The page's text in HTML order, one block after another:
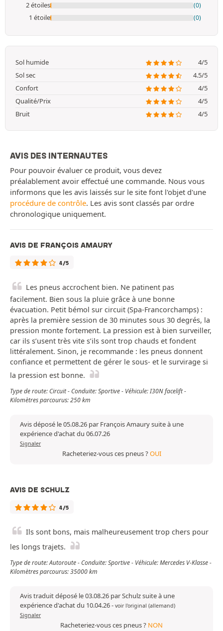
2 étoiles (0)
1 étoile (0)
Sol humide
4/5
Sol sec
4.5/5
Confort
4/5
Qualité/Prix
4/5
Bruit
4/5
AVIS DES INTERNAUTES
Pour pouvoir évaluer ce produit, vous devez
préalablement avoir effectué une commande. Nous vous
informons que les avis laissés sur le site font l'objet d'une
procédure de contrôle. Les avis sont classés par ordre
chronologique uniquement.
AVIS DE FRANÇOIS AMAURY
4/5
Les pneus accrochent bien. Ne patinent pas
facilement. Bien sous la pluie grâce à une bonne
évacuation. Petit bémol sur circuit (Spa-Francorchamps) :
après la première session de 30 minutes sous 30 degrés, la
pression monte fortement. La pression est à bien surveiller,
car ils s’usent très vite s’ils sont trop chauds et fondent
littéralement. Sinon, je recommande : les pneus donnent
confiance et permettent de gérer le sous- et le survirage si
la pression est bonne.
Type de route: Circuit - Conduite: Sportive - Véhicule: I30N facelift -
Kilomètres parcourus: 250 km
Avis déposé le 05.08.26 par François Amaury suite à une
expérience d'achat du 06.07.26
Signaler
Racheteriez-vous ces pneus ?OUI
AVIS DE SCHULZ
4/5
Ils sont bons, mais malheureusement trop chers pour
les longs trajets.
Type de route: Autoroute - Conduite: Sportive - Véhicule: Mercedes V-Klasse -
Kilomètres parcourus: 35000 km
Avis traduit déposé le 03.08.26 par Schulz suite à une
expérience d'achat du 10.04.26- voir l'original (allemand)
Signaler
Racheteriez-vous ces pneus ? NON